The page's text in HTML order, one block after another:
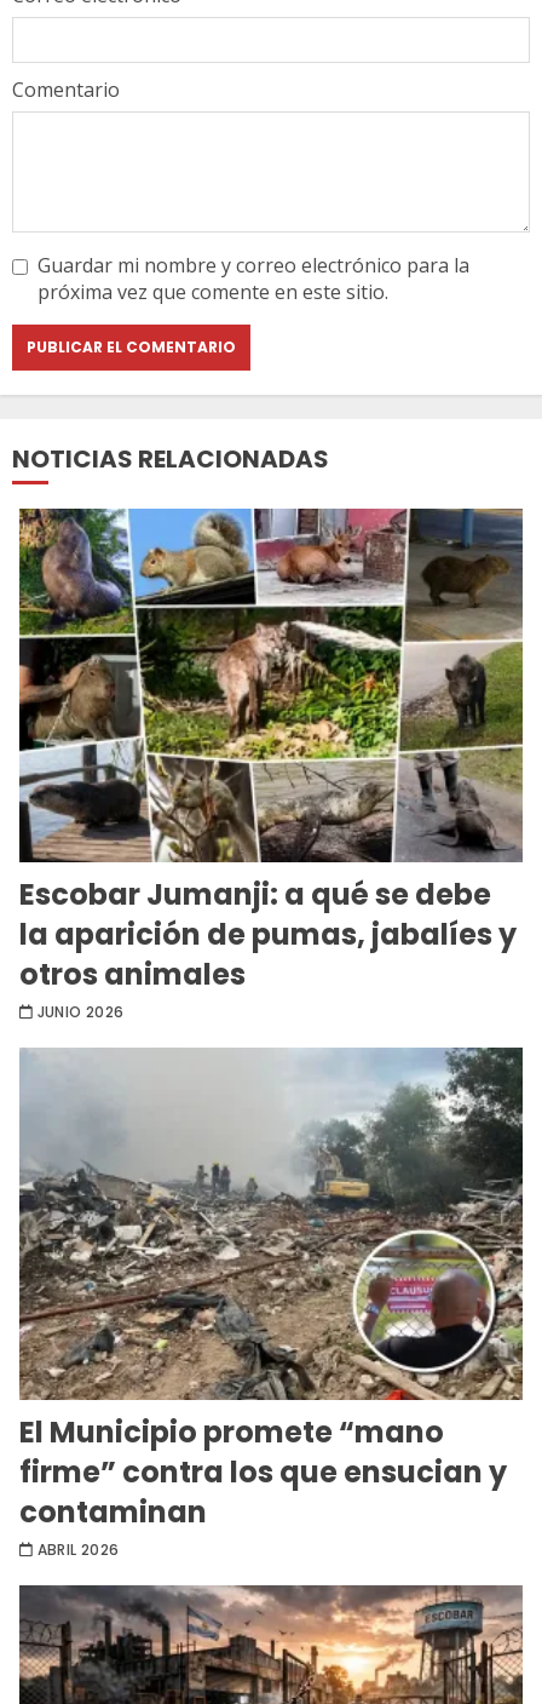
Comentario
Guardar mi nombre y correo electrónico para la
próxima vez que comente en este sitio.
NOTICIAS RELACIONADAS
Escobar Jumanji: a qué se debe
la aparición de pumas, jabalíes y
otros animales
JUNIO 2026
El Municipio promete “mano
firme” contra los que ensucian y
contaminan
ABRIL 2026